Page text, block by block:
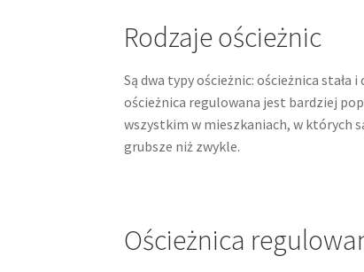
Rodzaje ościeżnic
Są dwa typy ościeżnic: ościeżnica
ościeżnica regulowana jest bardziej
wszystkim w mieszkaniach, w których
grubsze niż zwykle.
Ościeżnica